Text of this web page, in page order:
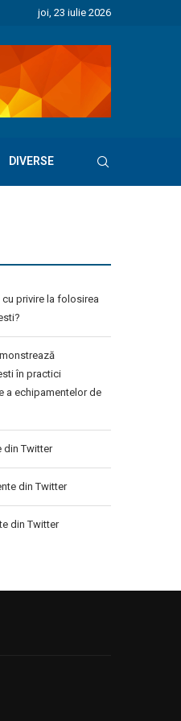
joi, 23 iulie 2026
DIVERSE
privire la folosirea
în practici
a echipamentelor de
din Twitter
din Twitter
din Twitter